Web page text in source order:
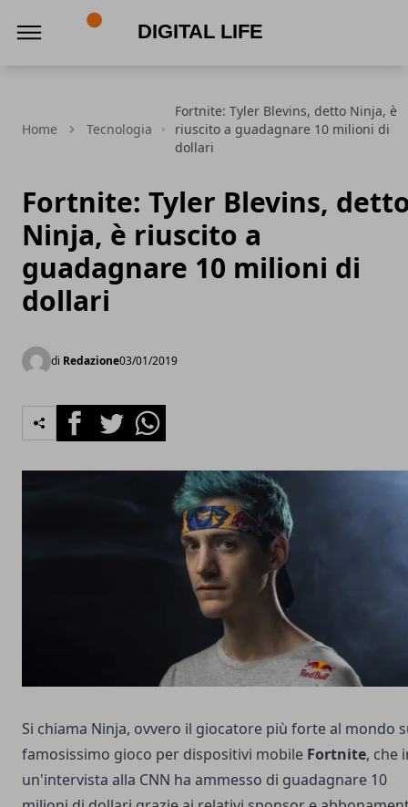
Home Tecnologia
Fortnite: Tyler Blevins, detto Ninja, è
riuscito a guadagnare 10 milioni di
dollari
Fortnite: Tyler Blevins,
Ninja, è riuscito a
guadagnare 10 milioni di
dollari
di Redazione03/01/2019
FacebookTwitterWhatsapp
Si chiama Ninja, ovvero il giocatore più forte al mondo
famosissimo gioco per dispositivi mobile Fortnite, che
un'intervista alla CNN ha ammesso di guadagnare 10